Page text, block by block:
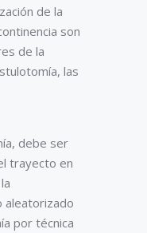
de la
son
de la
las
debe ser
trayecto en
aleatorizado
por técnica